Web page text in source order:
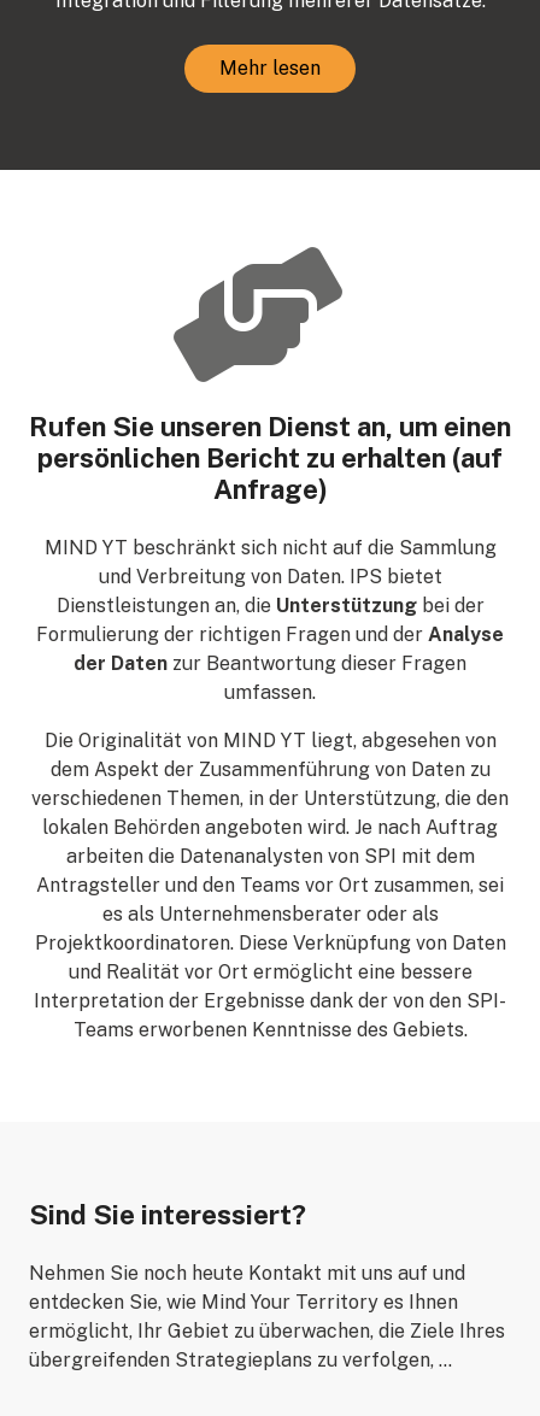
Mehr lesen
Rufen Sie unseren Dienst an, um einen
persönlichen Bericht zu erhalten (auf
Anfrage)
MIND YT beschränkt sich nicht auf die Sammlung
und Verbreitung von Daten. IPS bietet
Dienstleistungen an, die Unterstützungbei der
Formulierung der richtigen Fragen und der Analyse
der Daten zur Beantwortung dieser Fragen
umfassen.
Die Originalität von MIND YT liegt, abgesehen von
dem Aspekt der Zusammenführung von Daten zu
verschiedenen Themen, in der Unterstützung, die den
lokalen Behörden angeboten wird. Je nach Auftrag
arbeiten die Datenanalysten von SPI mit dem
Antragsteller und den Teams vor Ort zusammen, sei
es als Unternehmensberater oder als
Projektkoordinatoren. Diese Verknüpfung von Daten
und Realität vor Ort ermöglicht eine bessere
Interpretation der Ergebnisse dank der von den SPI-
Teams erworbenen Kenntnisse des Gebiets.
Sind Sie interessiert?
Nehmen Sie noch heute Kontakt mit uns auf und
entdecken Sie, wie Mind Your Territory es Ihnen
ermöglicht, Ihr Gebiet zu überwachen, die Ziele Ihres
übergreifenden Strategieplans zu verfolgen, …